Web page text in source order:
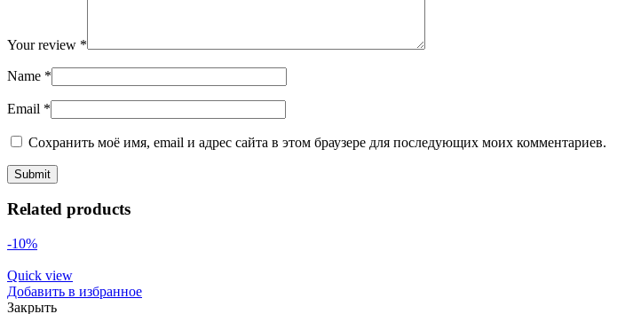
Your review *
Name *
Email *
Сохранить моё имя, email и адрес сайта в этом браузере для последующих моих комментариев.
Related products
-10%
Quick view
Добавить в избранное
Закрыть